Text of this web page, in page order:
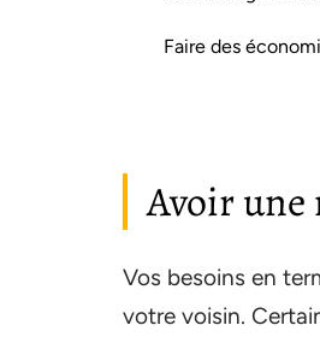
Faire des
Avoir une
Vos besoins en
votre voisin.